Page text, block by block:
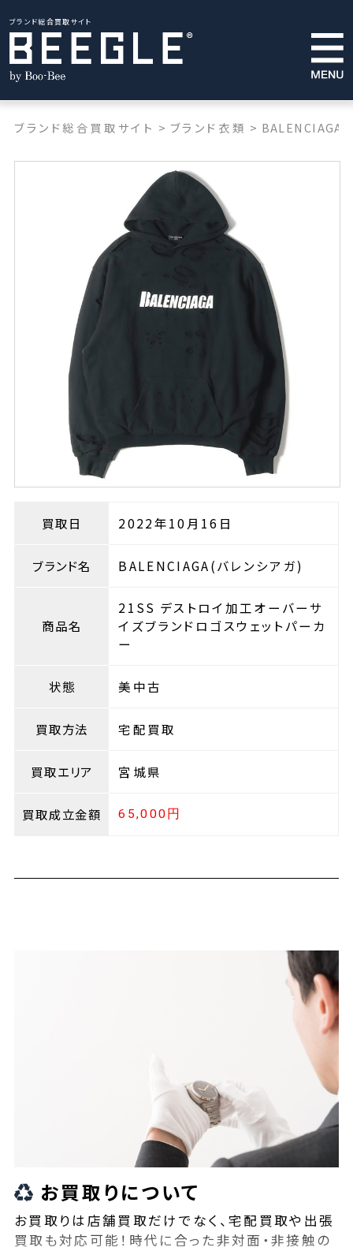
ブランド総合買取サイト
ブランド総合買取サイト > ブランド衣類 > BALENCIAGA
買取日 2022年10月16日
ブランド名 BALENCIAGA(バレンシアガ)
商品名
21SS デストロイ加工オーバーサ
イズブランドロゴスウェットパーカ
ー
状態 美中古
買取方法 宅配買取
買取エリア 宮城県
買取成立金額 65,000
お買取りについて
お買取りは店舗買取だけでなく、宅配買取や出張
買取も対応可能！時代に合った非対面・非接触の